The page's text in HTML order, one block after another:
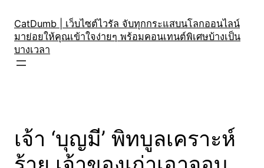
content
CatDumb | เว็บไซต์ไวรัล จับทุกกระแสบนโลกออนไลน์
มาย่อยให้คุณเข้าใจง่ายๆ พร้อมคอนเทนต์พิเศษบ้างเป็น
บางเวลา
เจ้า ‘บุญมี’ พิทบูลเคราะห์